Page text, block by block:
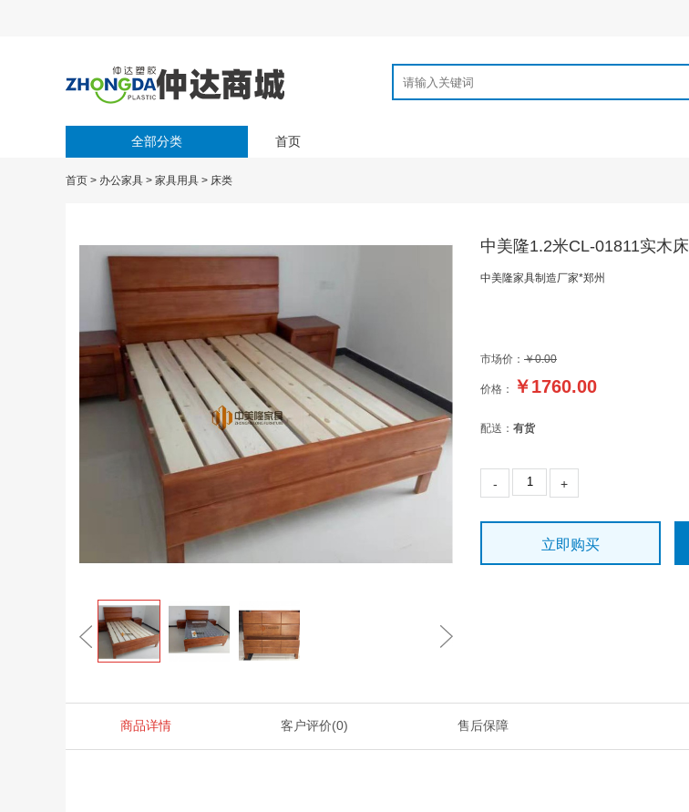
全部分类 首页
首页 > 办公家具 > 家具用具 > 床类
中美隆1.2米CL-01811实木床
中美隆家具制造厂家*郑州
市场价： ￥0.00
价格： ￥1760.00
配送： 有货
- +
立即购买
商品详情 客户评价(0) 售后保障